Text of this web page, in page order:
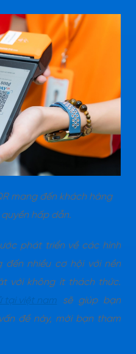
mang đến khách hàng
hấp dẫn.
phát triển về các hình
nhiều cơ hội với nền
với không ít thách thức.
tại việt nam sẽ giúp bạn
đề này, mời bạn tham